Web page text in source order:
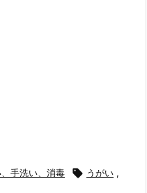
、手洗い、消毒  うがい ,